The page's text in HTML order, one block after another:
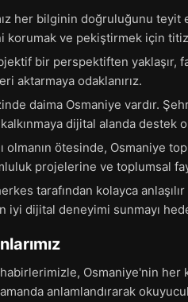
her bilginin doğruluğunu
korumak ve pekiştirmek için
bir perspektiften yaklaşır,
aktarmaya odaklanırız.
daima Osmaniye vardır.
dijital alanda destek
olmanın ötesinde, Osmaniye
projelerine ve toplumsal
tarafından kolayca anlaşılır
iyi dijital deneyimi sunmayı
Osmaniye'nin her
anlamlandırarak